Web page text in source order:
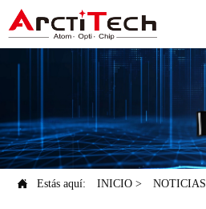
 Estás aquí: INICIO > NOTICIAS